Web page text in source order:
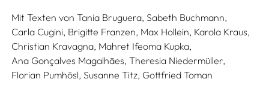
Mit Texten von Tania Bruguera, Sabeth Buchmann,
Carla Cugini, Brigitte Franzen, Max Hollein, Karola Kraus,
Christian Kravagna, Mahret Ifeoma Kupka,
Ana Gonçalves Magalhães, Theresia Niedermüller,
Florian Pumhösl, Susanne Titz, Gottfried Toman